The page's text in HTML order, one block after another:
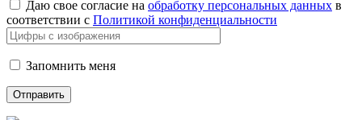
Даю свое согласие на обработку персональных данных в
соответствии с Политикой конфиденциальности
Запомнить меня